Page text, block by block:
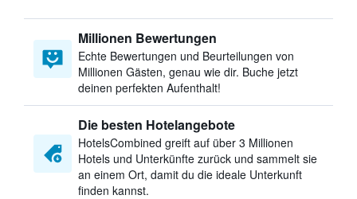
Millionen Bewertungen
Echte Bewertungen und Beurteilungen von
Millionen Gästen, genau wie dir. Buche jetzt
deinen perfekten Aufenthalt!
Die besten Hotelangebote
HotelsCombined greift auf über 3 Millionen
Hotels und Unterkünfte zurück und sammelt sie
an einem Ort, damit du die ideale Unterkunft
finden kannst.